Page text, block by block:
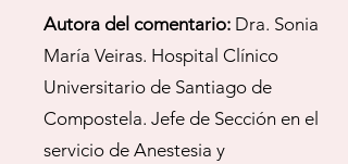
Autora del comentario: Dra. Sonia
María Veiras. Hospital Clínico
Universitario de Santiago de
Compostela. Jefe de Sección en el
servicio de Anestesia y